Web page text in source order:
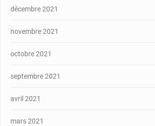
décembre 2021
novembre 2021
octobre 2021
septembre 2021
avril 2021
mars 2021